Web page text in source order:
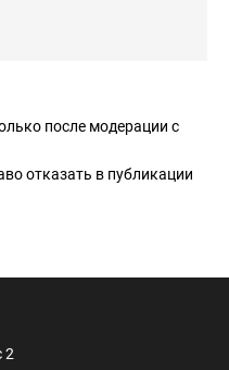
после модерации с
отказать в публикации
2